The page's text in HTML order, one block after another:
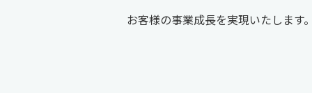
お客様の事業成長を実現いたします